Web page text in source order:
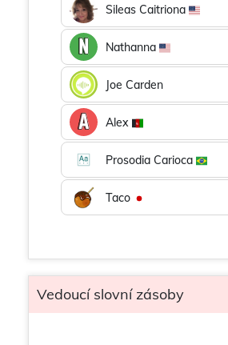
Sileas Caitriona
Nathanna
Joe Carden
Alex
Prosodia Carioca
Taco
Vedoucí slovní zásoby